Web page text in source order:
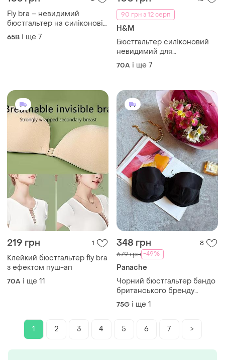
Fly bra – невидимий
бюстгальтер на силіконовій
основі (чашка b, бежевий)
65B і ще 7
90 грн з 12 серп
H&M
Бюстгальтер силіконовий
невидимий для
підтягування грудей
наклейки на груди
70A і ще 7
219 грн 1
Клейкий бюстгальтер fly bra
з ефектом пуш-ап
70A і ще 11
348 грн 8
679 грн -49%
Panache
Чорний бюстгальтер бандо
британського бренду
panache 75gg
75G і ще 1
1 2 3 4 5 6 7 >